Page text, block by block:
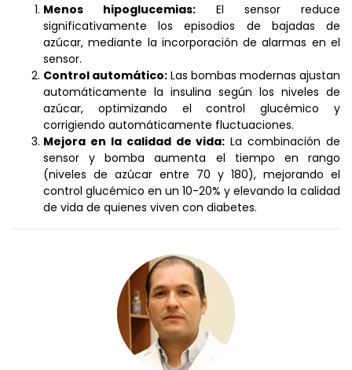
Menos hipoglucemias: El sensor reduce
significativamente los episodios de bajadas de
azúcar, mediante la incorporación de alarmas en el
sensor.
Control automático: Las bombas modernas ajustan
automáticamente la insulina según los niveles de
azúcar, optimizando el control glucémico y
corrigiendo automáticamente fluctuaciones.
Mejora en la calidad de vida: La combinación de
sensor y bomba aumenta el tiempo en rango
(niveles de azúcar entre 70 y 180), mejorando el
control glucémico en un 10-20% y elevando la calidad
de vida de quienes viven con diabetes.